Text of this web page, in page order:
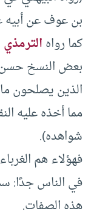
كما رواهالترمذي
بعض النسخ حسن
الذين يصلحون
مما أخذه عليه
شواهده).
فهؤلاء هم
في الناس جدًا:
هذه الصفات.